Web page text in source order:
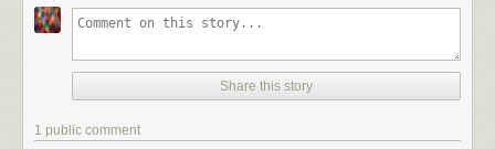
也许用不了十年，它就将不再是“它”，而是“他”。
Share this story
1 public comment